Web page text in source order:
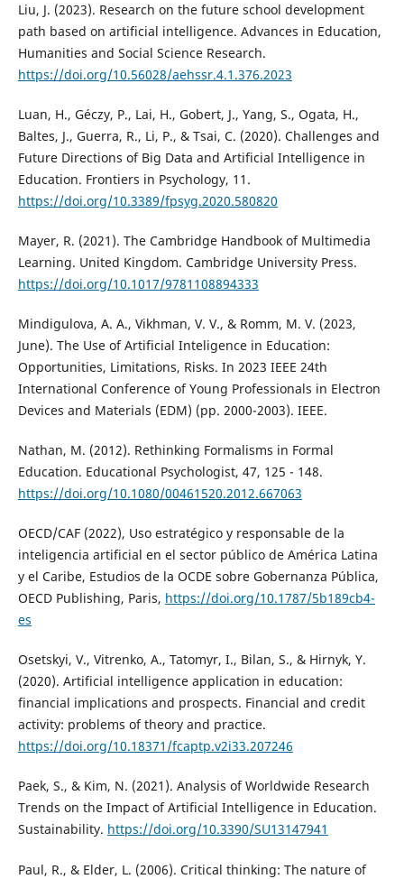
Liu, J. (2023). Research on the future school development
path based on artificial intelligence. Advances in Education,
Humanities and Social Science Research.
https://doi.org/10.56028/aehssr.4.1.376.2023
Luan, H., Géczy, P., Lai, H., Gobert, J., Yang, S., Ogata, H.,
Baltes, J., Guerra, R., Li, P., & Tsai, C. (2020). Challenges and
Future Directions of Big Data and Artificial Intelligence in
Education. Frontiers in Psychology, 11.
https://doi.org/10.3389/fpsyg.2020.580820
Mayer, R. (2021). The Cambridge Handbook of Multimedia
Learning. United Kingdom. Cambridge University Press.
https://doi.org/10.1017/9781108894333
Mindigulova, A. A., Vikhman, V. V., & Romm, M. V. (2023,
June). The Use of Artificial Inteligence in Education:
Opportunities, Limitations, Risks. In 2023 IEEE 24th
International Conference of Young Professionals in Electron
Devices and Materials (EDM) (pp. 2000-2003). IEEE.
Nathan, M. (2012). Rethinking Formalisms in Formal
Education. Educational Psychologist, 47, 125 - 148.
https://doi.org/10.1080/00461520.2012.667063
OECD/CAF (2022), Uso estratégico y responsable de la
inteligencia artificial en el sector público de América Latina
y el Caribe, Estudios de la OCDE sobre Gobernanza Pública,
OECD Publishing, Paris, https://doi.org/10.1787/5b189cb4-
es
Osetskyi, V., Vitrenko, A., Tatomyr, I., Bilan, S., & Hirnyk, Y.
(2020). Artificial intelligence application in education:
financial implications and prospects. Financial and credit
activity: problems of theory and practice.
https://doi.org/10.18371/fcaptp.v2i33.207246
Paek, S., & Kim, N. (2021). Analysis of Worldwide Research
Trends on the Impact of Artificial Intelligence in Education.
Sustainability. https://doi.org/10.3390/SU13147941
Paul, R., & Elder, L. (2006). Critical thinking: The nature of